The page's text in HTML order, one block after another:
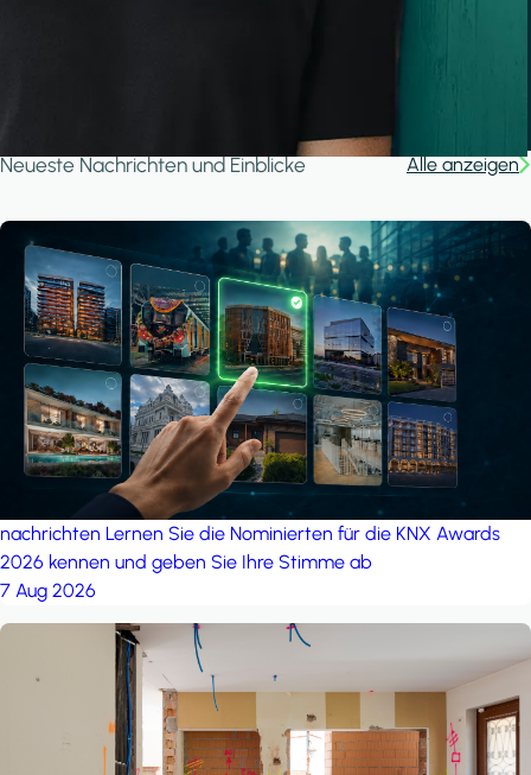
Neueste Nachrichten und Einblicke Alle anzeigen
nachrichten Lernen Sie die Nominierten für die KNX Awards
2026 kennen und geben Sie Ihre Stimme ab
7 Aug 2026